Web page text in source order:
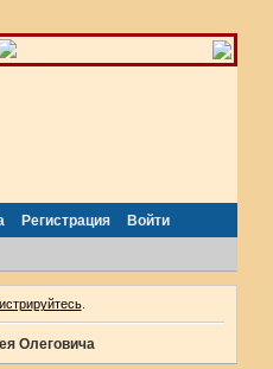
Регистрация Войти
.
Олеговича